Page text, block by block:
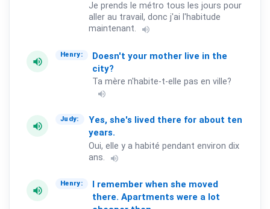
Je prends le métro tous les jours pour
aller au travail, donc j'ai l'habitude
maintenant.
volume_up
volume_up
Henry: Doesn't your mother live in the
city?
Ta mère n'habite-t-elle pas en ville?
volume_up
volume_up
Judy: Yes, she's lived there for about ten
years.
Oui, elle y a habité pendant environ dix
ans.
volume_up
volume_up
Henry: remember when she moved
there. Apartments were a lot